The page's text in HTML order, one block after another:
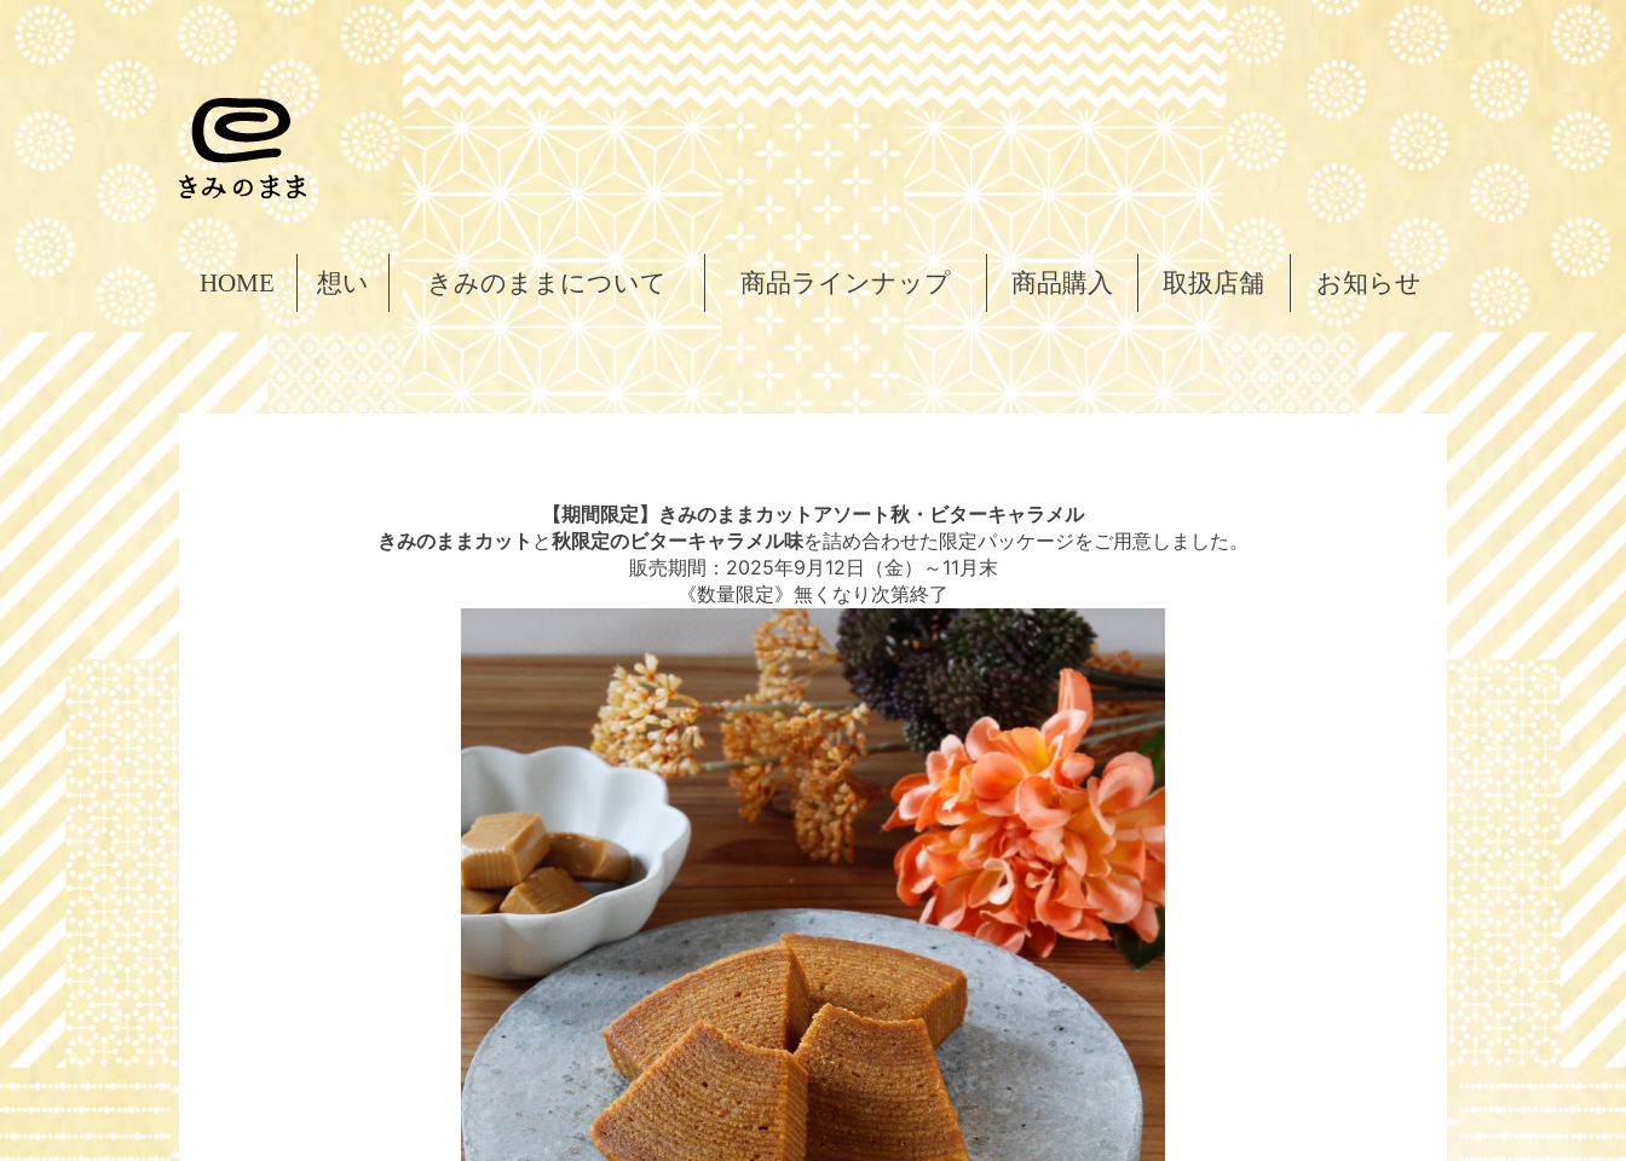
HOME 想い きみのままについて 商品ラインナップ 商品購入 取扱店舗 お知らせ
【期間限定】きみのままカットアソート秋・ビターキャラメル
きみのままカット と秋限定のビターキャラメル味を詰め合わせた限定パッケージをご用意しました。
販売期間：2025年9月12日（金）～11月末
《数量限定》無くなり次第終了